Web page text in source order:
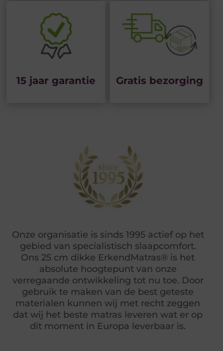
15 jaar garantie Gratis bezorging
Onze organisatie is sinds 1995 actief op het
gebied van specialistisch slaapcomfort.
Ons 25 cm dikke ErkendMatras® is het
absolute hoogtepunt van onze
verregaande ontwikkeling tot nu toe. Door
gebruik te maken van de best geteste
materialen kunnen wij met recht zeggen
dat wij het beste matras leveren wat er op
dit moment in Europa leverbaar is.